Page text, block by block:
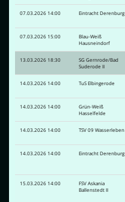
07.03.2026 14:00 Eintracht Derenburg
07.03.2026 15:00
Blau-Weiß
Hausneindorf
13.03.2026 18:30
SG Gernrode/Bad
Suderode II
14.03.2026 14:00 TuS Elbingerode
14.03.2026 14:00
Grün-Weiß
Hasselfelde
14.03.2026 14:00 TSV 09 Wasserleben
14.03.2026 14:00 Eintracht Derenburg
15.03.2026 14:00
FSV Askania
Ballenstedt II